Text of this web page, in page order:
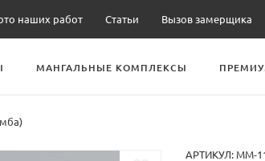
наших работ Статьи Вызов замерщика
МАНГАЛЬНЫЕ КОМПЛЕКСЫ
АРТИКУЛ: ММ-